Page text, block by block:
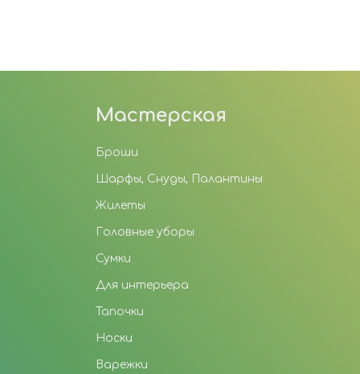
Мастерская
Броши
Шарфы, Снуды, Палантины
Жилеты
Головные уборы
Сумки
Для интерьера
Тапочки
Носки
Варежки